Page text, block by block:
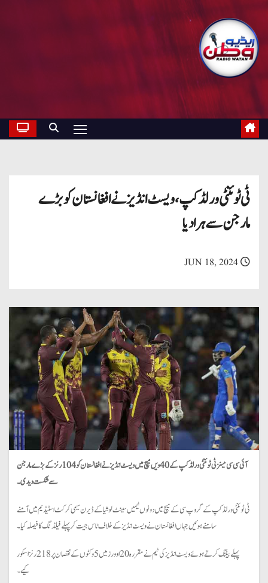
ٹی ٹوئنٹی ورلڈ کپ ، ویسٹ انڈیز نے افغانستان کو بڑے
مارجن سے ہرا دیا
JUN 18, 2024
آئی سی سی مینز ٹی ٹوئنٹی ورلڈ کپ کے 40 ویں میچ میں ویسٹ انڈیز نے افغانستان کو 104 رنز کے بڑے مارجن
سے شکست دیدی۔
ٹی ٹوئنٹی ورلڈکپ کے گروپ سی کے میچ میں دونوں ٹیمیں سینٹ لوشیا کے ڈیرن سیمی کرکٹ اسٹیڈیم میں آمنے
سامنے ہوئیں جہاں افغانستان نے ویسٹ انڈیز کے خلاف ٹاس جیت کر پہلے فیلڈنگ کا فیصلہ کیا۔
پہلے بیٹنگ کرتے ہوئے ویسٹ انڈیز کی ٹیم نے مقررہ 20 اوورز میں 5 وکٹوں کے نقصان پر 218 رنز اسکور
کیے۔